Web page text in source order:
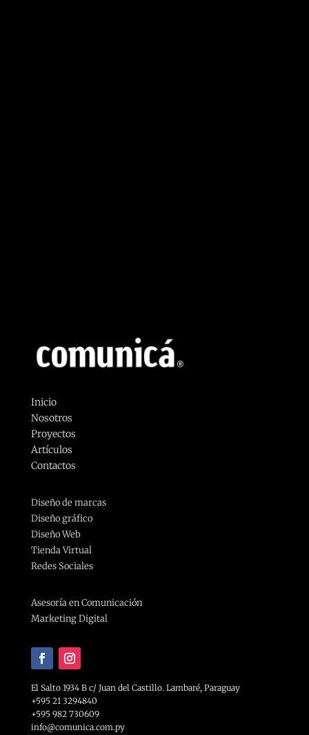
Inicio
Nosotros
Proyectos
Artículos
Contactos
Diseño de marcas
Diseño gráfico
Diseño Web
Tienda Virtual
Redes Sociales
Asesoría en Comunicación
Marketing Digital
El Salto 1934 B c/ Juan del Castillo. Lambaré, Paraguay
+595 21 3294840
+595 982 730609
info@comunica.com.py